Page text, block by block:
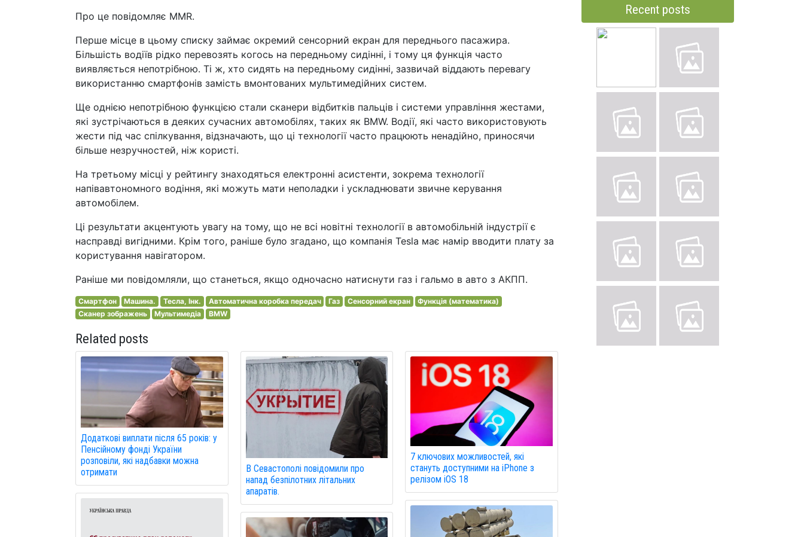
Про це повідомляє MMR.
Перше місце в цьому списку займає окремий сенсорний екран для переднього пасажира.
Більшість водіїв рідко перевозять когось на передньому сидінні, і тому ця функція часто
виявляється непотрібною. Ті ж, хто сидять на передньому сидінні, зазвичай віддають перевагу
використанню смартфонів замість вмонтованих мультимедійних систем.
Ще однією непотрібною функцією стали сканери відбитків пальців і системи управління жестами,
які зустрічаються в деяких сучасних автомобілях, таких як BMW. Водії, які часто використовують
жести під час спілкування, відзначають, що ці технології часто працюють ненадійно, приносячи
більше незручностей, ніж користі.
На третьому місці у рейтингу знаходяться електронні асистенти, зокрема технології
напівавтономного водіння, які можуть мати неполадки і ускладнювати звичне керування
автомобілем.
Ці результати акцентують увагу на тому, що не всі новітні технології в автомобільній індустрії є
насправді вигідними. Крім того, раніше було згадано, що компанія Tesla має намір вводити плату за
користування навігатором.
Раніше ми повідомляли, що станеться, якщо одночасно натиснути газ і гальмо в авто з АКПП.
Смартфон Машина. Тесла, Інк. Автоматична коробка передач Газ Сенсорний екран
Функція (математика)
Сканер зображень
Мультимедіа BMW
Related posts
Додаткові виплати після 65 років: у
Пенсійному фонді України
розповіли, які надбавки можна
отримати
В Севастополі повідомили про
напад безпілотних літальних
апаратів.
7 ключових можливостей, які
стануть доступними на iPhone з
релізом iOS 18
Recent posts